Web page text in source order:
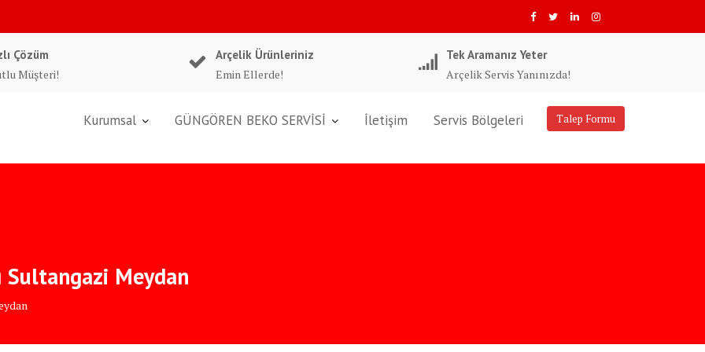
Çözüm
Müşteri!
Arçelik Ürünleriniz
Emin Ellerde!
Tek Aramanız Yeter
Arçelik Servis Yanınızda!
Talep Formu
Kurumsal GÜNGÖREN BEKO SERVİSİ İletişim Servis Bölgeleri
Meydan